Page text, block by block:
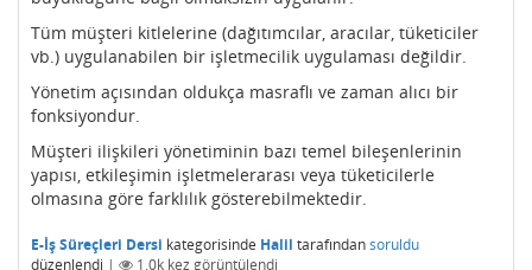
Tüm müşteri kitlelerine (dağıtımcılar, aracılar, tüketiciler
vb.) uygulanabilen bir işletmecilik uygulaması değildir.
Yönetim açısından oldukça masraflı ve zaman alıcı bir
fonksiyondur.
Müşteri ilişkileri yönetiminin bazı temel bileşenlerinin
yapısı, etkileşimin işletmelerarası veya tüketicilerle
olmasına göre farklılık gösterebilmektedir.
E-İş Süreçleri Dersi kategorisinde Halil tarafındansoruldu
düzenlendi | 1.0k kez görüntülendi